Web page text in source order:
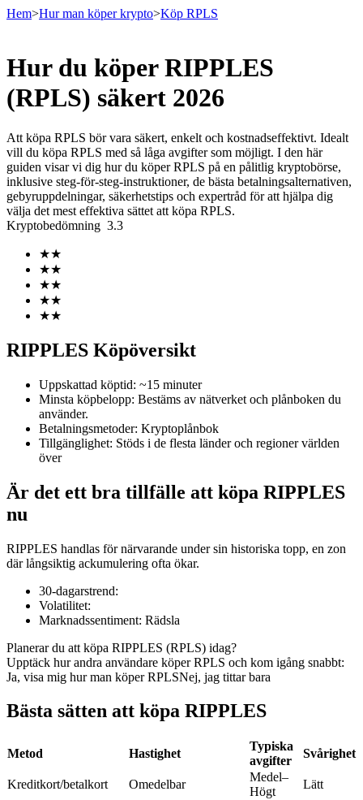
Terminer
Futures med USDT som säkerhet
COIN-M Futures
Futures för kryptovaluta
Derivat för aktier, valuta, ädelmetaller och råvaror
USDC Futures
Futures med USDC som säkerhet
Hem>Hur man köper krypto>Köp RPLS
Hur du köper RIPPLES
(RPLS) säkert 2026
Att köpa RPLS bör vara säkert, enkelt och kostnadseffektivt. Idealt
vill du köpa RPLS med så låga avgifter som möjligt. I den här
guiden visar vi dig hur du köper RPLS på en pålitlig kryptobörse,
inklusive steg-för-steg-instruktioner, de bästa betalningsalternativen,
gebyruppdelningar, säkerhetstips och expertråd för att hjälpa dig
välja det mest effektiva sättet att köpa RPLS.
Kryptobedömning 3.3
★★
★★
★★
★★
★★
RIPPLES Köpöversikt
Uppskattad köptid: ~15 minuter
Minsta köpbelopp: Bestäms av nätverket och plånboken du
använder.
Betalningsmetoder: Kryptoplånbok
Tillgänglighet: Stöds i de flesta länder och regioner världen
över
Är det ett bra tillfälle att köpa RIPPLES
nu
RIPPLES handlas för närvarande under sin historiska topp, en zon
där långsiktig ackumulering ofta ökar.
30-dagarstrend:
Volatilitet:
Marknadssentiment: Rädsla
Planerar du att köpa RIPPLES (RPLS) idag?
Upptäck hur andra användare köper RPLS och kom igång snabbt:
Ja, visa mig hur man köper RPLSNej, jag tittar bara
Bästa sätten att köpa RIPPLES
Metod Hastighet
Typiska
avgifter
Svårighet
Kreditkort/betalkort Omedelbar
Medel–
Högt
Lätt